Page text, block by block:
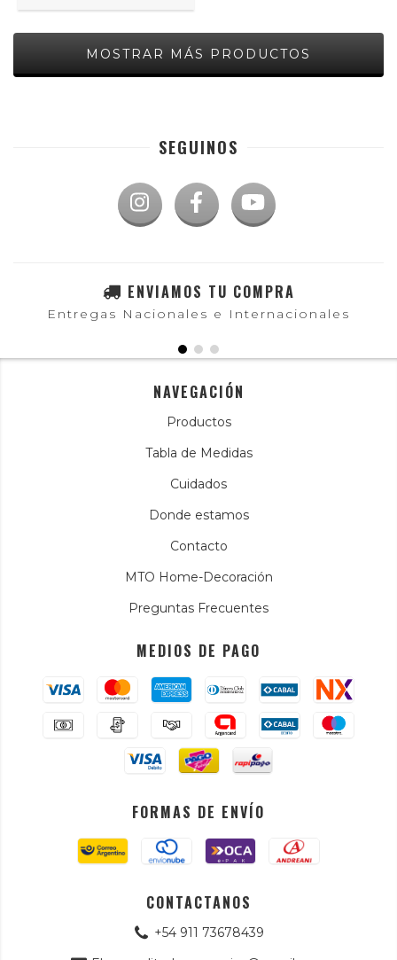
MOSTRAR MÁS PRODUCTOS
SEGUINOS
ENVIAMOS TU COMPRA
Entregas Nacionales e Internacionales
NAVEGACIÓN
Productos
Tabla de Medidas
Cuidados
Donde estamos
Contacto
MTO Home-Decoración
Preguntas Frecuentes
MEDIOS DE PAGO
FORMAS DE ENVÍO
CONTACTANOS
+54 911 73678439